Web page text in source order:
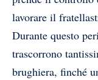
lavorare il
Durante questo
trascorrono
brughiera, finché